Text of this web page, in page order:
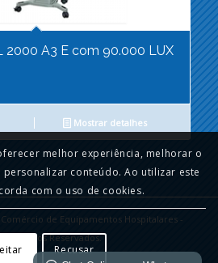
2000 A3 E com 90.000 LUX
Mostrar detalhes
de Equipamentos Hospitalares -
direitos Reservados.
melhor experiência, melhorar o
conteúdo. Ao utilizar este
com o uso de cookies.
Recusar